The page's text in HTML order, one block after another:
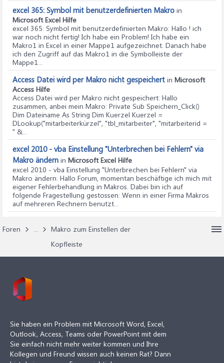
excel 365: Symbol mit benutzerdefinierten Makro in
Microsoft Excel Hilfe
excel 365: Symbol mit benutzerdefinierten Makro: Hallo ! ich
war noch nicht fertig! Ich habe ein Problem! Ich habe ein
Makro1 in Excel in einer Mappe1 aufgezeichnet. Danach habe
ich den Zugriff auf das Makro1 in die Symbolleiste der
Mappe1...
Access Datei wird per Makro nicht gespeichert in Microsoft
Access Hilfe
Access Datei wird per Makro nicht gespeichert: Hallo
zusammen, anbei mein Makro: Private Sub Speichern_Click()
Dim Dateiname As String Dim Kuerzel Kuerzel =
DLookup("mitarbeiterkürzel", "tbl_mitarbeiter", "mitarbeiterid =
" &...
excel 2010 - vba Einstellung "Unterbrechen bei Fehlern" via
Makro ändern in Microsoft Excel Hilfe
excel 2010 - vba Einstellung "Unterbrechen bei Fehlern" via
Makro ändern: Hallo Forum, momentan beschäftige ich mich mit
eigener Fehlerbehandlung in Makros. Dabei bin ich auf
folgende Fragestellung gestossen: Wenn in einer Firma Makros
auf mehreren Rechnern benutzt...
Foren ...
Makro zum Einstellen der
Kopfleiste
Sie haben ein Problem mit Microsoft Word, Excel,
Outlook, Access, Teams oder PowerPoint mit dem
Sie einfach nicht mehr weiter kommen und Ihre
Kollegen und Freund wissen auch keinen Rat? Dann